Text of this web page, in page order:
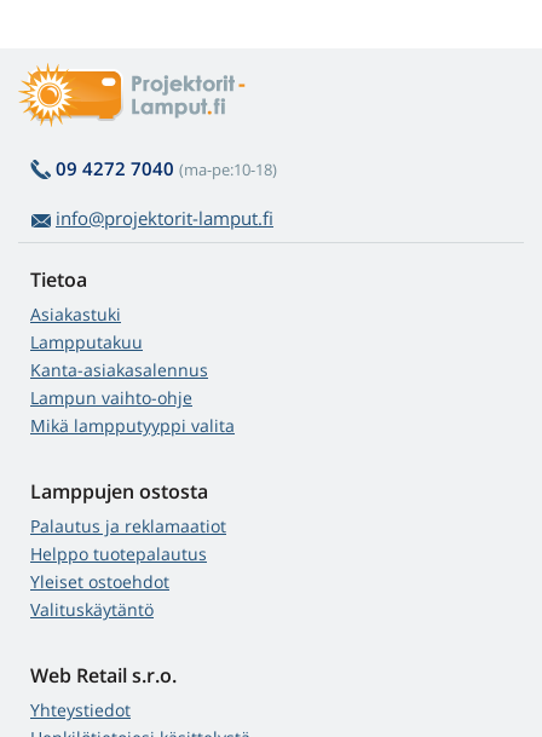
09 4272 7040 (ma-pe:10-18)
info@projektorit-lamput.fi
Tietoa
Asiakastuki
Lampputakuu
Kanta-asiakasalennus
Lampun vaihto-ohje
Mikä lampputyyppi valita
Lamppujen ostosta
Palautus ja reklamaatiot
Helppo tuotepalautus
Yleiset ostoehdot
Valituskäytäntö
Web Retail s.r.o.
Yhteystiedot